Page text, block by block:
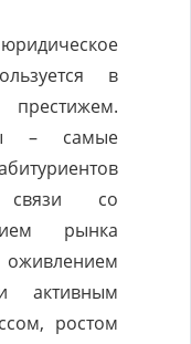
в
– самые
со
рынка
активным
ростом